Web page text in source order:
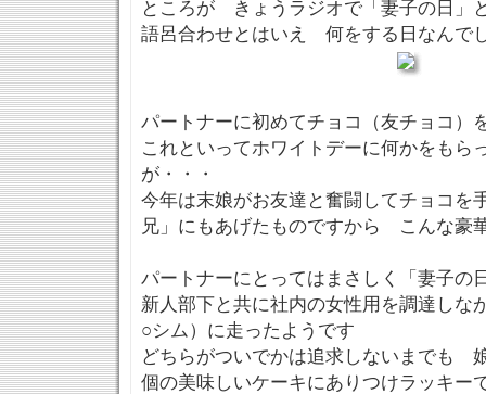
ところが きょうラジオで「妻子の日」
語呂合わせとはいえ 何をする日なんで
パートナーに初めてチョコ（友チョコ）
これといってホワイトデーに何かをもら
が・・・
今年は末娘がお友達と奮闘してチョコ
兄」にもあげたものですから こんな豪
パートナーにとってはまさしく「妻子
新人部下と共に社内の女性用を調達しな
○シム）に走ったようです
どちらがついでかは追求しないまでも
個の美味しいケーキにありつけラッキー